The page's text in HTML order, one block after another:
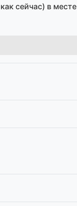
сейчас) в